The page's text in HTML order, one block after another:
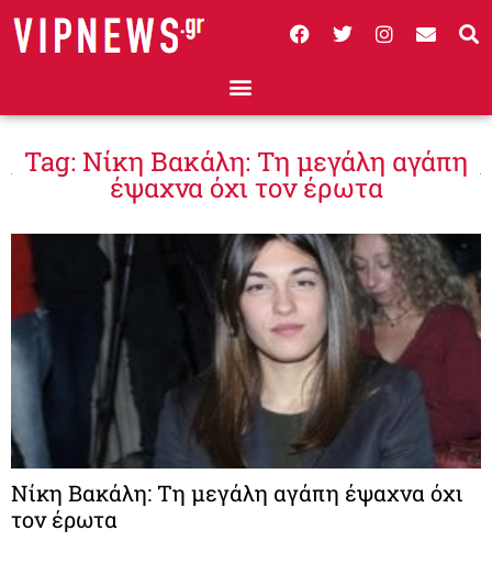
Tag: Νίκη Βακάλη: Τη μεγάλη αγάπη
έψαχνα όχι τον έρωτα
Νίκη Βακάλη: Τη μεγάλη αγάπη έψαχνα όχι
τον έρωτα